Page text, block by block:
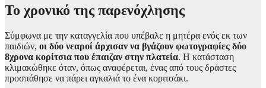
Το χρονικό της παρενόχλησης
Σύμφωνα με την καταγγελία που υπέβαλε η μητέρα ενός εκ των
παιδιών, οι δύο νεαροί άρχισαν να βγάζουν φωτογραφίες δύο
8χρονα κορίτσια που έπαιζαν στην πλατεία. Η κατάσταση
κλιμακώθηκε όταν, όπως αναφέρεται, ένας από τους δράστες
προσπάθησε να πάρει αγκαλιά το ένα κοριτσάκι.